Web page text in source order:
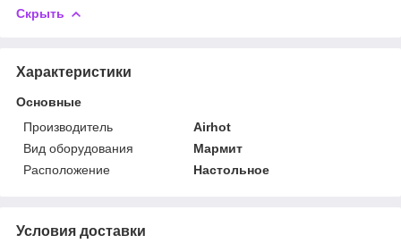
Скрыть
Характеристики
Основные
Производитель
Airhot
Вид оборудования
Мармит
Расположение
Настольное
Условия доставки